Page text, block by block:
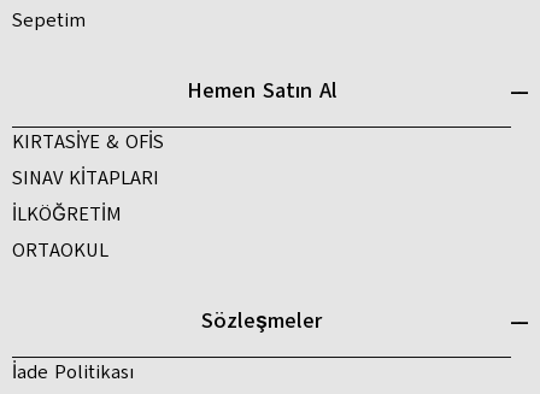
Sepetim
Hemen Satın Al
KIRTASİYE & OFİS
SINAV KİTAPLARI
İLKÖĞRETİM
ORTAOKUL
Sözleşmeler
İade Politikası